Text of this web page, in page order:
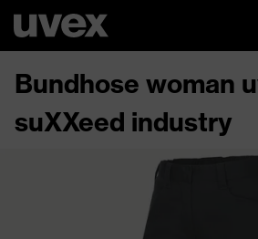
Bundhose woman
suXXeed industry